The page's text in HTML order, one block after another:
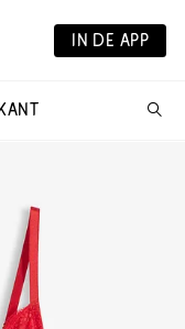
IN DE APP